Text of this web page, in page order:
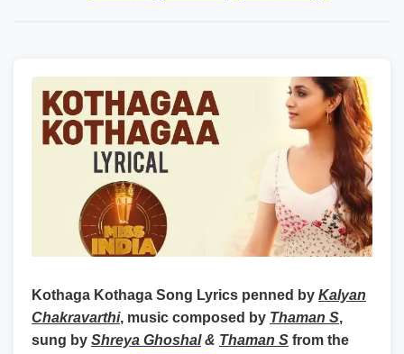
Kothaga Kothaga Song Lyrics penned by Kalyan
Chakravarthi, music composed by Thaman S,
sung by Shreya Ghoshal& Thaman S from the